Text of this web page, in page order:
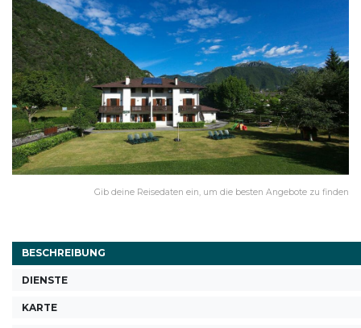
Gib deine Reisedaten ein, um die besten Angebote zu finden
BESCHREIBUNG
DIENSTE
KARTE